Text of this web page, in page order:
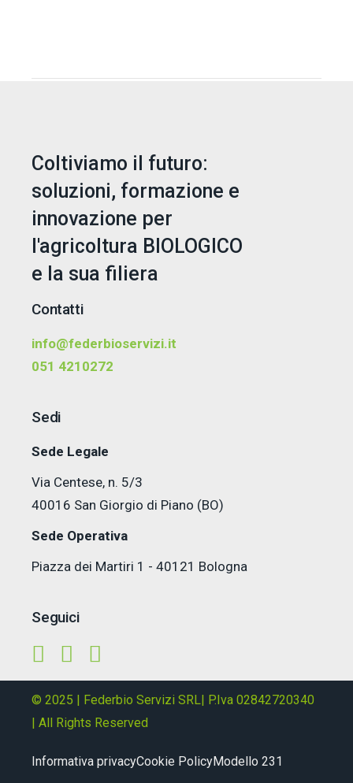
Coltiviamo il futuro:
soluzioni, formazione e
innovazione per
l'agricoltura BIOLOGICO
e la sua filiera
Contatti
info@federbioservizi.it
051 4210272
Sedi
Sede Legale
Via Centese, n. 5/3
40016 San Giorgio di Piano (BO)
Sede Operativa
Piazza dei Martiri 1 - 40121 Bologna
Seguici
© 2025 | Federbio Servizi SRL| P.Iva 02842720340
| All Rights Reserved
Informativa privacyCookie PolicyModello 231